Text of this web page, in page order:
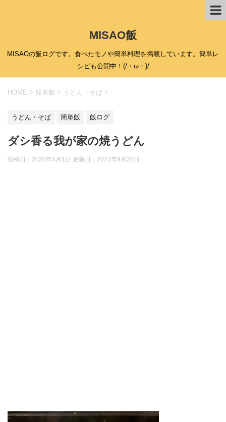
MISAO飯
MISAOの飯ログです。食べたモノや簡単料理を掲載しています。簡単レ
シピも公開中！(/・ω・)/
HOME > 簡単飯 > うどん・そば >
うどん・そば 簡単飯 飯ログ
ダシ香る我が家の焼うどん
投稿日：2020年4月1日 更新日： 2021年9月25日